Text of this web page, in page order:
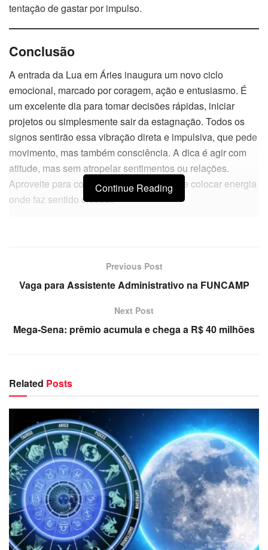
tentação de gastar por impulso.
Conclusão
A entrada da Lua em Áries inaugura um novo ciclo
emocional, marcado por coragem, ação e entusiasmo. É
um excelente dia para tomar decisões rápidas, iniciar
projetos ou simplesmente sair da estagnação. Todos os
signos sentirão essa vibração direta e impulsiva, que pede
movimento, mas também consciência. A dica é agir com
atitude, mas sem atropelar sentimentos ou relações.
Aproveite para começar o que foi adiado e colocar energia
onde faz sentido crescer.
Continue Reading
Previous Post
Vaga para Assistente Administrativo na FUNCAMP
Next Post
Mega-Sena: prêmio acumula e chega a R$ 40 milhões
Related Posts